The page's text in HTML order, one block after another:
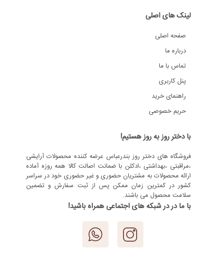
لینک های اصلی
صفحه اصلی
درباره ما
تماس با ما
پنل کاربری
راهنمای خرید
حریم خصوصی
با دختر روز به روز هستیم!
فروشگاه های دختر روز بندرعباس عرضه کننده محصولات آرایشی
،مراقبتی ،بهداشتی ،ادکلن با ضمانت اصالت کالا همه روزه آماده
ارائه محصولات به مشتریان حضوری و غیر حضوری خود در سراسر
کشور در کمترین زمان ممکن پس از ثبت سفارش و تضمین
سلامت محصول می باشند.
با ما در در شبکه های اجتماعی همراه باشید!